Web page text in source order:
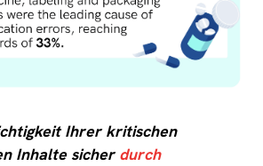
Ihrer kritischen
Inhalte sicherdurch